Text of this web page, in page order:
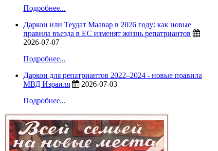
Подробнее...
Даркон или Теудат Маавар в 2026 году: как новые
правила въезда в ЕС изменят жизнь репатриантов
2026-07-07
Подробнее...
Даркон для репатриантов 2022–2024 - новые правила
МВД Израиля
2026-07-03
Подробнее...